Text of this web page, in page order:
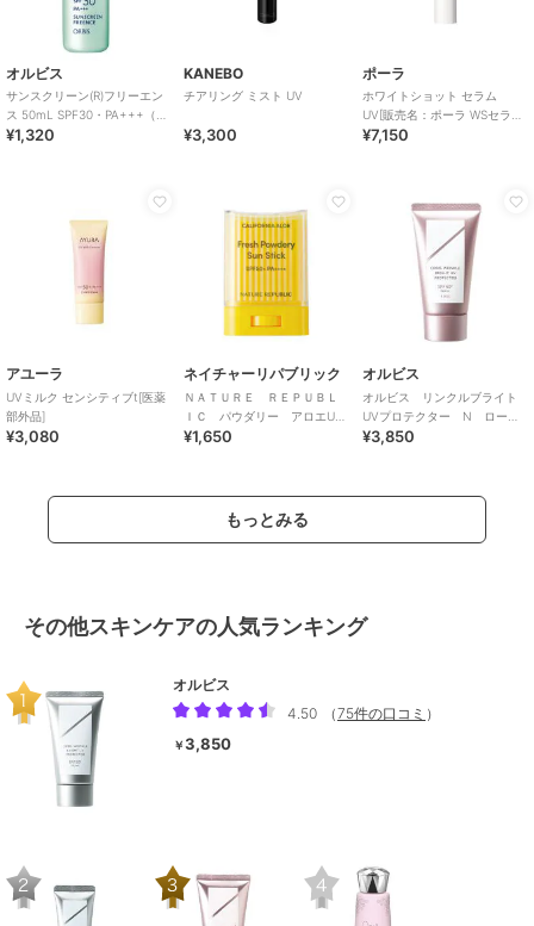
オルビス
サンスクリーン(R)フリーエン
ス 50mL SPF30・PA+++（全
身用日焼け止め）
¥1,320
KANEBO
チアリング ミスト UV
¥3,300
ポーラ
ホワイトショット セラム
UV[販売名：ポーラ WSセラム
UV][医薬部外品]
¥7,150
アユーラ
UVミルク センシティブt[医薬
部外品]
¥3,080
ネイチャーリパブリック
ＮＡＴＵＲＥ ＲＥＰＵＢＬ
ＩＣ パウダリー アロエUV
スティック（韓国コスメ）
¥1,650
オルビス
オルビス リンクルブライト
UVプロテクター N ローズ
50g 医薬部外品（顔用日焼け
¥3,850
もっとみる
その他スキンケアの人気ランキング
オルビス
4.50
（75件の口コミ ）
￥3,850